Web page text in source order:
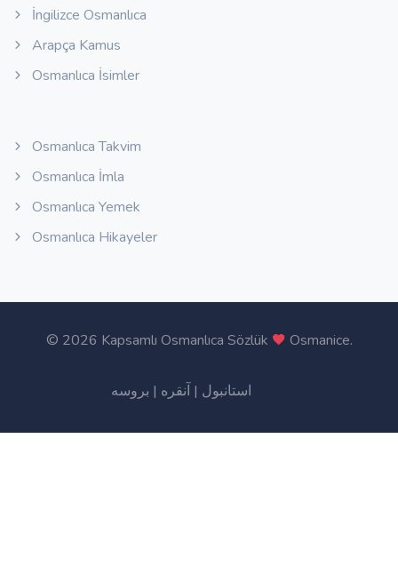
İngilizce Osmanlıca
Arapça Kamus
Osmanlıca İsimler
Osmanlıca Takvim
Osmanlıca İmla
Osmanlıca Yemek
Osmanlıca Hikayeler
© 2026 Kapsamlı Osmanlıca Sözlük Osmanice.
استانبول | آنقره | بروسه